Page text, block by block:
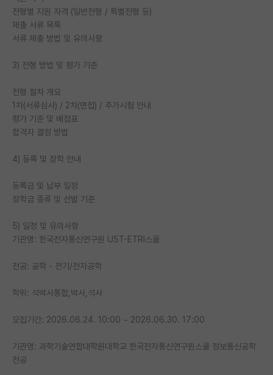
이벤트
재팬라운지 🌸
전형별 지원 자격 (일반전형 / 특별전형 등)
제출 서류 목록
서류 제출 방법 및 유의사항
3) 전형 방법 및 평가 기준
전형 절차 개요
1차(서류심사) / 2차(면접) / 추가시험 안내
평가 기준 및 배점표
합격자 결정 방법
4) 등록 및 장학 안내
등록금 및 납부 일정
장학금 종류 및 선발 기준
5) 일정 및 유의사항
기관명: 한국전자통신연구원 UST-ETRI스쿨
전공: 공학 - 전기/전자공학
학위: 석박사통합,박사,석사
모집기간: 2026.06.24. 10:00 ~ 2026.06.30. 17:00
기관명: 과학기술연합대학원대학교 한국전자통신연구원스쿨 정보통신공학
전공